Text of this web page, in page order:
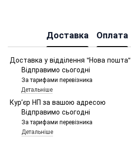
Доставка Оплата
Доставка у відділення "Нова пошта"
Відправимо сьогодні
За тарифами перевізника
Детальніше
Курʼєр НП за вашою адресою
Відправимо сьогодні
За тарифами перевізника
Детальніше